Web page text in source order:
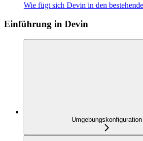
Wie fügt sich Devin in den
Einführung in Devin
Umgebungskonfiguration